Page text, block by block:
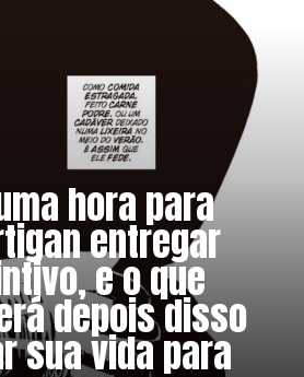
hora para
entregar
e o que
depois disso
sua vida para